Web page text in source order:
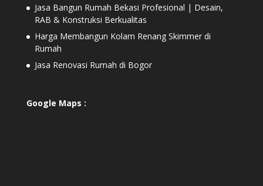
Jasa Bangun Rumah Bekasi Profesional | Desain,
RAB & Konstruksi Berkualitas
Harga Membangun Kolam Renang Skimmer di
Rumah
Jasa Renovasi Rumah di Bogor
Google Maps :